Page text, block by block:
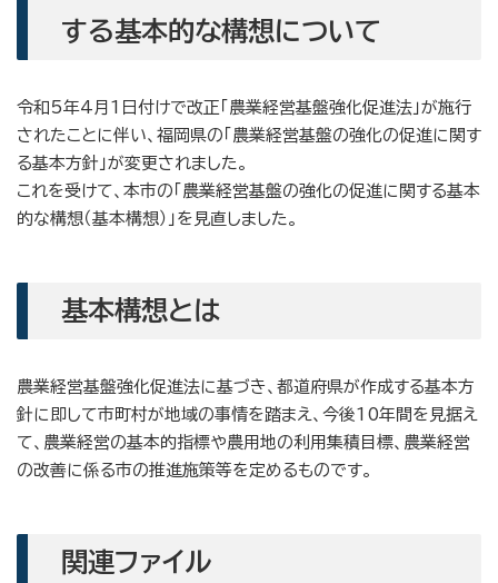
する基本的な構想について
令和5年4月1日付けで改正「農業経営基盤強化促進法」が施行
されたことに伴い、福岡県の「農業経営基盤の強化の促進に関す
る基本方針」が変更されました。
これを受けて、本市の「農業経営基盤の強化の促進に関する基本
的な構想（基本構想）」を見直しました。
基本構想とは
農業経営基盤強化促進法に基づき、都道府県が作成する基本方
針に即して市町村が地域の事情を踏まえ、今後10年間を見据え
て、農業経営の基本的指標や農用地の利用集積目標、農業経営
の改善に係る市の推進施策等を定めるものです。
関連ファイル